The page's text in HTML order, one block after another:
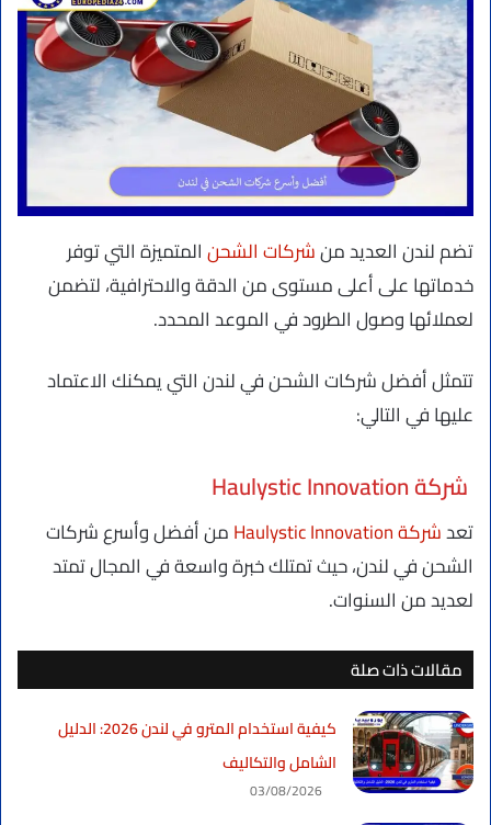
تضم لندن العديد منشركات الشحنالمتميزة التي توفر
خدماتها على أعلى مستوى من الدقة والاحترافية، لتضمن
لعملائها وصول الطرود في الموعد المحدد.
تتمثل أفضل شركات الشحن في لندن التي يمكنك الاعتماد
عليها في التالي:
شركة Haulystic Innovation
تعدشركة Haulystic Innovation
من أفضل وأسرع شركات
الشحن في لندن، حيث تمتلك خبرة واسعة في المجال تمتد
لعديد من السنوات.
مقالات ذات صلة
كيفية استخدام المترو في لندن 2026: الدليل
الشامل والتكاليف
03/08/2026